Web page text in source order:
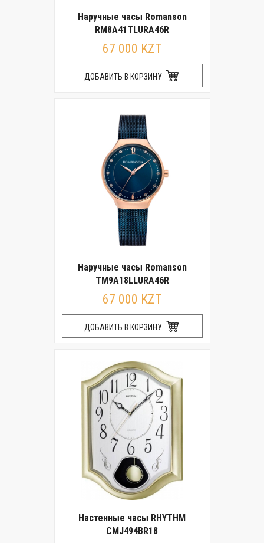
Наручные часы Romanson
RM8A41TLURA46R
67 000 KZT
ДОБАВИТЬ В КОРЗИНУ
Наручные часы Romanson
TM9A18LLURA46R
67 000 KZT
ДОБАВИТЬ В КОРЗИНУ
Настенные часы RHYTHM
CMJ494BR18